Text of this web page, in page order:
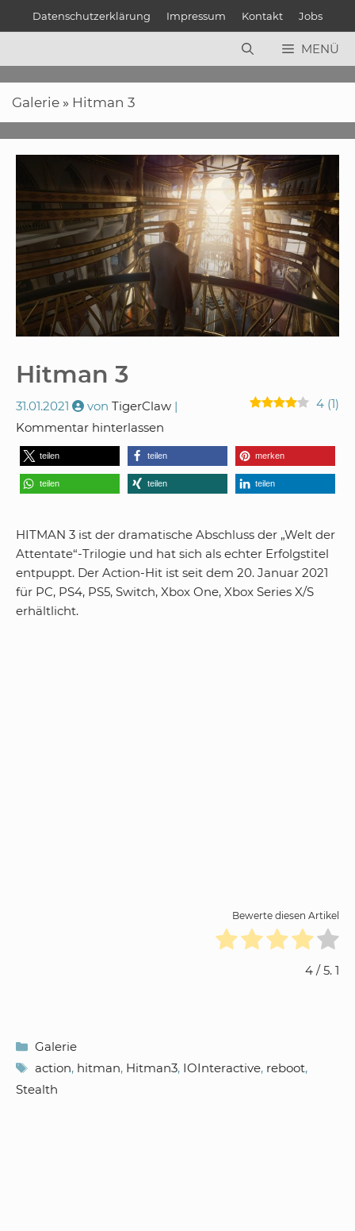
Datenschutzerklärung Impressum Kontakt Jobs
MENÜ
Galerie » Hitman 3
Hitman 3
31.01.2021 von TigerClaw 4 (1)
Kommentar hinterlassen
teilen teilen merken
teilen teilen teilen
HITMAN 3 ist der dramatische Abschluss der „Welt der
Attentate“-Trilogie und hat sich als echter Erfolgstitel
entpuppt. Der Action-Hit ist seit dem 20. Januar 2021
für PC, PS4, PS5, Switch, Xbox One, Xbox Series X/S
erhältlicht.
Bewerte diesen Artikel
4 / 5. 1
Kategorien
Galerie
Schlagwörter
action, hitman, Hitman3, IOInteractive, reboot,
Stealth